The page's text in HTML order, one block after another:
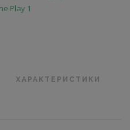
Play 1
ХАРАКТЕРИСТИКИ